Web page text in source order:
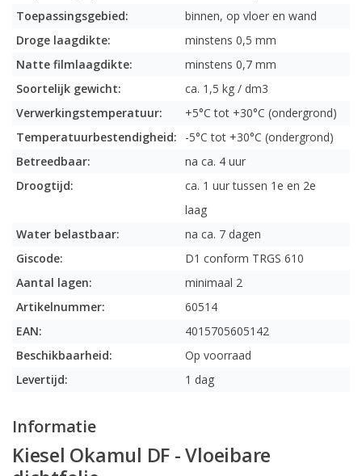
Toepassingsgebied:
binnen, op vloer en wand
Droge laagdikte:
minstens 0,5 mm
Natte filmlaagdikte:
minstens 0,7 mm
Soortelijk gewicht:
ca. 1,5 kg / dm3
Verwerkingstemperatuur:
+5°C tot +30°C (ondergrond)
Temperatuurbestendigheid:
-5°C tot +30°C (ondergrond)
Betreedbaar:
na ca. 4 uur
Droogtijd:
ca. 1 uur tussen 1e en 2e
laag
Water belastbaar:
na ca. 7 dagen
Giscode:
D1 conform TRGS 610
Aantal lagen:
minimaal 2
Artikelnummer:
60514
EAN:
4015705605142
Beschikbaarheid:
Op voorraad
Levertijd:
1 dag
Informatie
Kiesel Okamul DF - Vloeibare